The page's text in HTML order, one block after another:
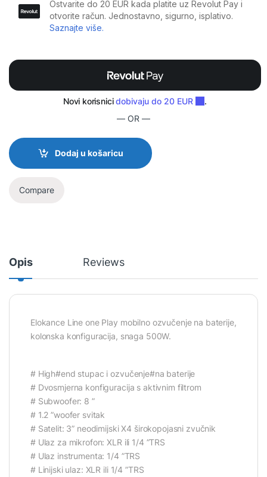
— OR —
Dodaj u košaricu
Compare
Opis Reviews
Elokance Line one Play mobilno ozvučenje na baterije,
kolonska konfiguracija, snaga 500W.
# High#end stupac i ozvučenje#na baterije
# Dvosmjerna konfiguracija s aktivnim filtrom
# Subwoofer: 8 ”
# 1.2 ”woofer svitak
# Satelit: 3” neodimijski X4 širokopojasni zvučnik
# Ulaz za mikrofon: XLR ili 1/4 ”TRS
# Ulaz instrumenta: 1/4 ”TRS
# Linijski ulaz: XLR ili 1/4 ”TRS